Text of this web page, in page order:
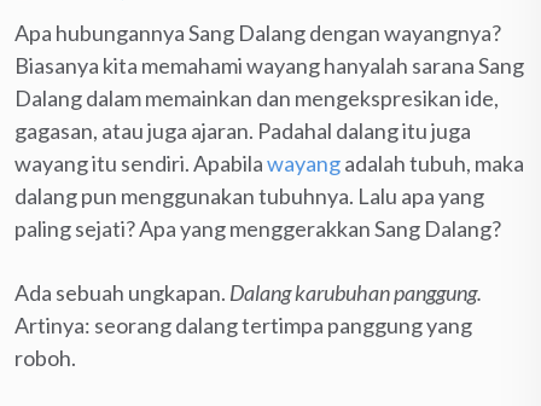
Apa hubungannya Sang Dalang dengan wayangnya?
Biasanya kita memahami wayang hanyalah sarana Sang
Dalang dalam memainkan dan mengekspresikan ide,
gagasan, atau juga ajaran. Padahal dalang itu juga
wayang itu sendiri. Apabilawayangadalah tubuh, maka
dalang pun menggunakan tubuhnya. Lalu apa yang
paling sejati? Apa yang menggerakkan Sang Dalang?
Ada sebuah ungkapan. Dalang karubuhan panggung.
Artinya: seorang dalang tertimpa panggung yang
roboh.